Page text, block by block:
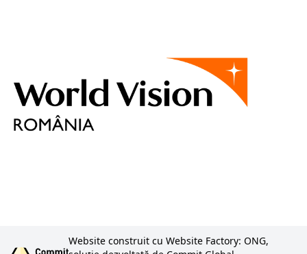
Website construit cu Website Factory: ONG,